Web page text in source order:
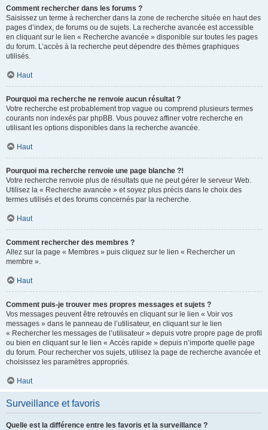
Comment rechercher dans les forums ?
Saisissez un terme à rechercher dans la zone de recherche située en haut des
pages d’index, de forums ou de sujets. La recherche avancée est accessible
en cliquant sur le lien « Recherche avancée » disponible sur toutes les pages
du forum. L’accès à la recherche peut dépendre des thèmes graphiques
utilisés.
Haut
Pourquoi ma recherche ne renvoie aucun résultat ?
Votre recherche est probablement trop vague ou comprend plusieurs termes
courants non indexés par phpBB. Vous pouvez affiner votre recherche en
utilisant les options disponibles dans la recherche avancée.
Haut
Pourquoi ma recherche renvoie une page blanche ?!
Votre recherche renvoie plus de résultats que ne peut gérer le serveur Web.
Utilisez la « Recherche avancée » et soyez plus précis dans le choix des
termes utilisés et des forums concernés par la recherche.
Haut
Comment rechercher des membres ?
Allez sur la page « Membres » puis cliquez sur le lien « Rechercher un
membre ».
Haut
Comment puis-je trouver mes propres messages et sujets ?
Vos messages peuvent être retrouvés en cliquant sur le lien « Voir vos
messages » dans le panneau de l’utilisateur, en cliquant sur le lien
« Rechercher les messages de l’utilisateur » depuis votre propre page de profil
ou bien en cliquant sur le lien « Accès rapide » depuis n’importe quelle page
du forum. Pour rechercher vos sujets, utilisez la page de recherche avancée et
choisissez les paramètres appropriés.
Haut
Surveillance et favoris
Quelle est la différence entre les favoris et la surveillance ?